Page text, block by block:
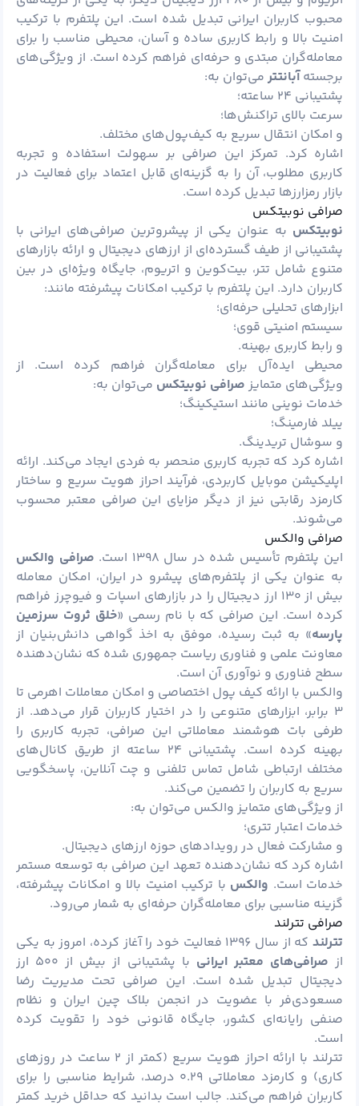
محبوب کاربران ایرانی تبدیل شده است. این پلتفرم با ترکیب
امنیت بالا و رابط کاربری ساده و آسان، محیطی مناسب را برای
معامله‌گران مبتدی و حرفه‌ای فراهم کرده است. از ویژگی‌های
برجستهآبانتتر می‌توان به:
پشتیبانی ۲۴ ساعته؛
سرعت بالای تراکنش‌ها؛
و امکان انتقال سریع به کیف‌پول‌های مختلف.
اشاره کرد. تمرکز این صرافی بر سهولت استفاده و تجربه
کاربری مطلوب، آن را به گزینه‌ای قابل اعتماد برای فعالیت در
بازار رمزارزها تبدیل کرده است.
صرافی نوبیتکس
نوبیتکس به عنوان یکی از پیشروترین صرافی‌های ایرانی با
پشتیبانی از طیف گسترده‌ای از ارزهای دیجیتال و ارائه بازارهای
متنوع شامل تتر، بیت‌کوین و اتریوم، جایگاه ویژه‌ای در بین
کاربران دارد. این پلتفرم با ترکیب امکانات پیشرفته مانند:
ابزارهای تحلیلی حرفه‌ای؛
سیستم امنیتی قوی؛
و رابط کاربری بهینه.
محیطی ایده‌آل برای معامله‌گران فراهم کرده است. از
ویژگی‌های متمایز صرافی نوبیتکس می‌توان به:
خدمات نوینی مانند استیکینگ؛
ییلد فارمینگ؛
و سوشال تریدینگ.
اشاره کرد که تجربه کاربری منحصر به فردی ایجاد می‌کند. ارائه
اپلیکیشن موبایل کاربردی، فرآیند احراز هویت سریع و ساختار
کارمزد رقابتی نیز از دیگر مزایای این صرافی معتبر محسوب
می‌شوند.
صرافی والکس
این پلتفرم تأسیس شده در سال ۱۳۹۸ است.
صرافی والکس
به عنوان یکی از پلتفرم‌های پیشرو در ایران، امکان معامله
بیش از ۱۳۰ ارز دیجیتال را در بازارهای اسپات و فیوچرز فراهم
کرده است. این صرافی که با نام رسمی «خلق ثروت سرزمین
پارسه» به ثبت رسیده، موفق به اخذ گواهی دانش‌بنیان از
معاونت علمی و فناوری ریاست جمهوری شده که نشان‌دهنده
سطح فناوری و نوآوری آن است.
والکس با ارائه کیف پول اختصاصی و امکان معاملات اهرمی تا
۳ برابر، ابزارهای متنوعی را در اختیار کاربران قرار می‌دهد. از
طرفی بات هوشمند معاملاتی این صرافی، تجربه کاربری را
بهینه کرده است. پشتیبانی ۲۴ ساعته از طریق کانال‌های
مختلف ارتباطی شامل تماس تلفنی و چت آنلاین، پاسخگویی
سریع به کاربران را تضمین می‌کند.
از ویژگی‌های متمایز والکس می‌توان به:
خدمات اعتبار تتری؛
و مشارکت فعال در رویدادهای حوزه ارزهای دیجیتال.
اشاره کرد که نشان‌دهنده تعهد این صرافی به توسعه مستمر
خدمات است. والکس با ترکیب امنیت بالا و امکانات پیشرفته،
گزینه مناسبی برای معامله‌گران حرفه‌ای به شمار می‌رود.
صرافی تترلند
تترلند
که از سال ۱۳۹۶ فعالیت خود را آغاز کرده، امروز به یکی
از صرافی‌های معتبر ایرانی
با پشتیبانی از بیش از ۵۰۰ ارز
دیجیتال تبدیل شده است. این صرافی تحت مدیریت رضا
مسعودی‌فر با عضویت در انجمن بلاک چین ایران و نظام
صنفی رایانه‌ای کشور، جایگاه قانونی خود را تقویت کرده
است.
تترلند با ارائه احراز هویت سریع (کمتر از ۲ ساعت در روزهای
کاری) و کارمزد معاملاتی ۰.۲۹ درصد، شرایط مناسبی را برای
کاربران فراهم می‌کند. جالب است بدانید که حداقل خرید کمتر